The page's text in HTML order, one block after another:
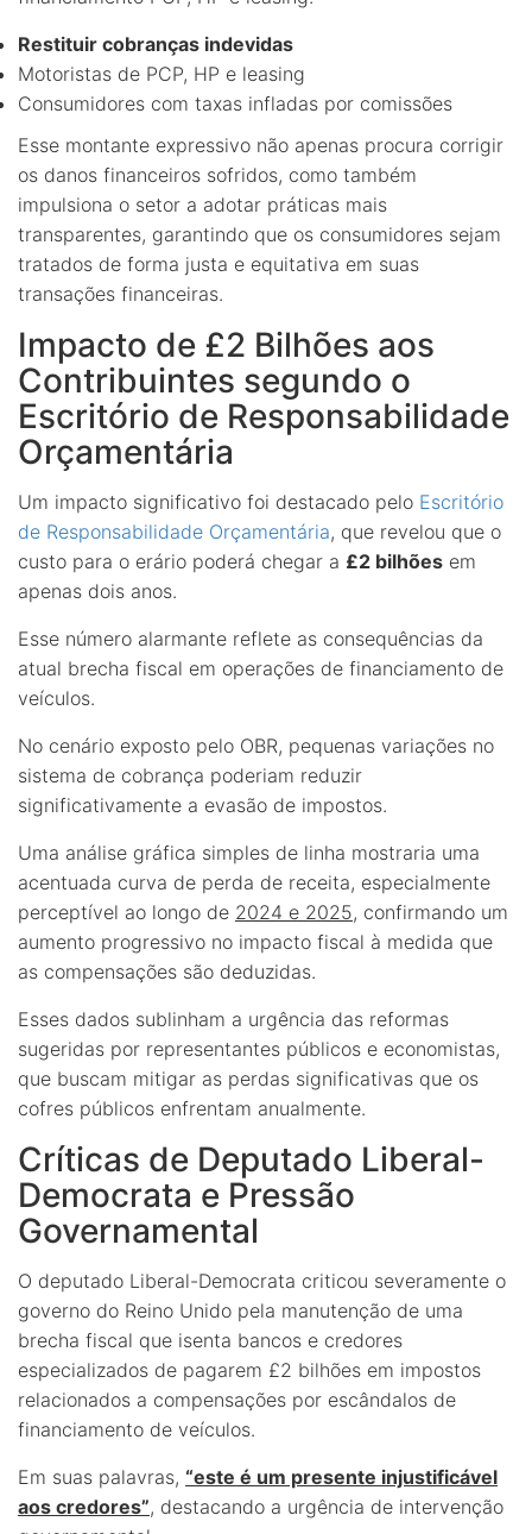
Restituir cobranças indevidas
Motoristas de PCP, HP e leasing
Consumidores com taxas infladas por comissões
Esse montante expressivo não apenas procura corrigir
os danos financeiros sofridos, como também
impulsiona o setor a adotar práticas mais
transparentes, garantindo que os consumidores sejam
tratados de forma justa e equitativa em suas
transações financeiras.
Impacto de £2 Bilhões aos
Contribuintes segundo o
Escritório de Responsabilidade
Orçamentária
Um impacto significativo foi destacado pelo Escritório
de Responsabilidade Orçamentária, que revelou que o
custo para o erário poderá chegar a £2 bilhões em
apenas dois anos.
Esse número alarmante reflete as consequências da
atual brecha fiscal em operações de financiamento de
veículos.
No cenário exposto pelo OBR, pequenas variações no
sistema de cobrança poderiam reduzir
significativamente a evasão de impostos.
Uma análise gráfica simples de linha mostraria uma
acentuada curva de perda de receita, especialmente
perceptível ao longo de 2024 e 2025, confirmando um
aumento progressivo no impacto fiscal à medida que
as compensações são deduzidas.
Esses dados sublinham a urgência das reformas
sugeridas por representantes públicos e economistas,
que buscam mitigar as perdas significativas que os
cofres públicos enfrentam anualmente.
Críticas de Deputado Liberal-
Democrata e Pressão
Governamental
O deputado Liberal-Democrata criticou severamente o
governo do Reino Unido pela manutenção de uma
brecha fiscal que isenta bancos e credores
especializados de pagarem £2 bilhões em impostos
relacionados a compensações por escândalos de
financiamento de veículos.
Em suas palavras, “este é um presente injustificável
aos credores”, destacando a urgência de intervenção